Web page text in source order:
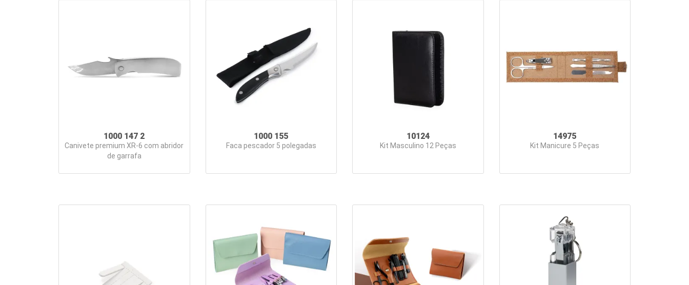
1000 147 2
Canivete premium XR-6 com abridor
de garrafa
1000 155
Faca pescador 5 polegadas
10124
Kit Masculino 12 Peças
14975
Kit Manicure 5 Peças